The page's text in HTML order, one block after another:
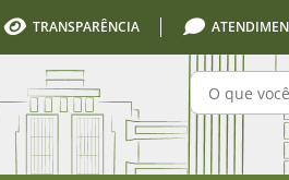
TRANSPARÊNCIA